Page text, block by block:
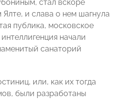
стал вскоре
и слава о нем шагнула
публика, московское
начали
санаторий
или, как их тогда
были разработаны